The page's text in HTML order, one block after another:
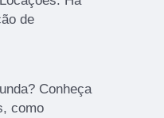
de
Conheça
como